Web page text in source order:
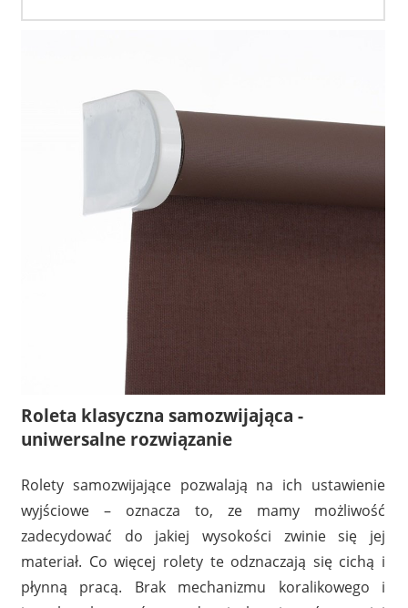
Roleta klasyczna samozwijająca -
uniwersalne rozwiązanie
Rolety samozwijające pozwalają na ich ustawienie
wyjściowe – oznacza to, ze mamy możliwość
zadecydować do jakiej wysokości zwinie się jej
materiał. Co więcej rolety te odznaczają się cichą i
płynną pracą. Brak mechanizmu koralikowego i